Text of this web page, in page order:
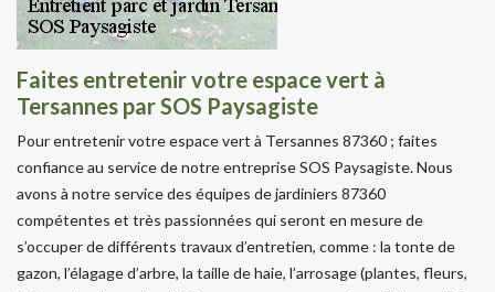
Faites entretenir votre espace vert à
Tersannes par SOS Paysagiste
Pour entretenir votre espace vert à Tersannes 87360 ; faites
confiance au service de notre entreprise SOS Paysagiste. Nous
avons à notre service des équipes de jardiniers 87360
compétentes et très passionnées qui seront en mesure de
s’occuper de différents travaux d’entretien, comme : la tonte de
gazon, l’élagage d’arbre, la taille de haie, l’arrosage (plantes, fleurs,